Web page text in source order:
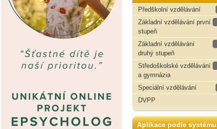
Předškolní vzdělávání
Základní vzdělávání první
stupeň
Základní vzdělávání
druhý stupeň
Středoškolské vzdělávání
a gymnázia
Speciální vzdělávání
DVPP
Aplikace podle systému